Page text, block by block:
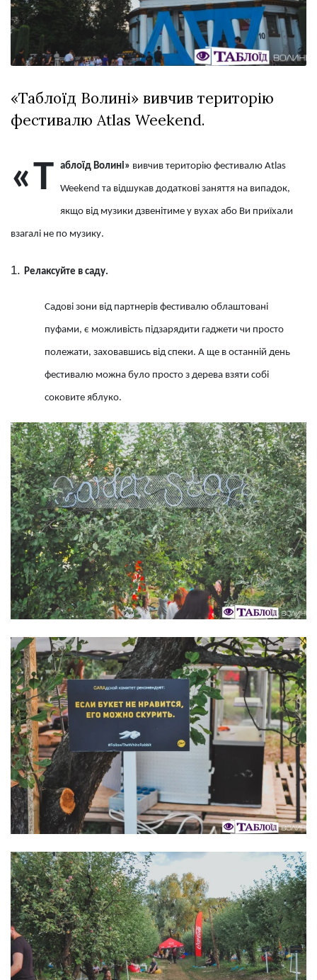
XIX
Спартакіада
VolWe...
29 Липня 2026
578 переглядів
Всі розділи
Персона
Лайф
ZONE 18+
Політика конфіденційності
«Таблоїд Волині» вивчив територію
фестивалю Atlas Weekend.
«Т аблоїд Волині» вивчив територію фестивалю Atlas
Weekend та відшукав додаткові заняття на випадок,
якщо від музики дзвенітиме у вухах або Ви приїхали
взагалі не по музику.
Релаксуйте в саду.
Садові зони від партнерів фестивалю облаштовані
пуфами, є можливість підзарядити гаджети чи просто
полежати, заховавшись від спеки. А ще в останній день
фестивалю можна було просто з дерева взяти собі
соковите яблуко.